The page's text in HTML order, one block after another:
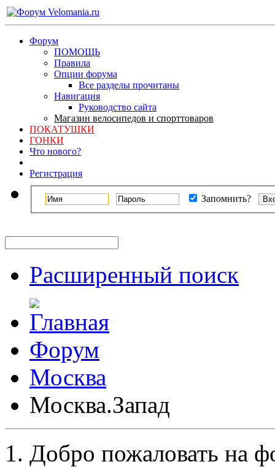
Форум
ПОМОЩЬ
Правила
Опции форума
Все разделы прочитаны
Навигация
Руководство сайта
Магазин велосипедов и спорттоваров
ПОКАТУШКИ
ГОНКИ
Что нового?
Регистрация
Запомнить?
Расширенный поиск
Форум
Москва
Москва.Запад
Добро пожаловать на